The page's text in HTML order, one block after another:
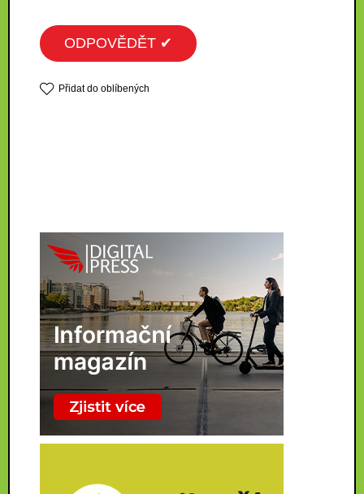
ODPOVĚDĚT ✔
Přidat do oblíbených